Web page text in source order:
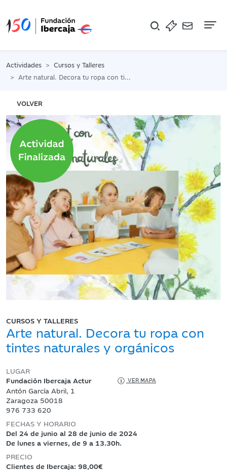
Actividades
Cursos y Talleres
Arte natural. Decora tu ropa con tintes naturales y orgánicos
VOLVER
CURSOS Y TALLERES
Arte natural. Decora tu ropa con
tintes naturales y orgánicos
LUGAR
Fundación Ibercaja Actur
VER MAPA
Antón García Abril, 1
Zaragoza 50018
976 733 620
FECHAS Y HORARIO
Del 24 de junio al 28 de junio de 2024
De lunes a viernes, de 9 a 13.30h.
PRECIO
Clientes de Ibercaja: 98,00€